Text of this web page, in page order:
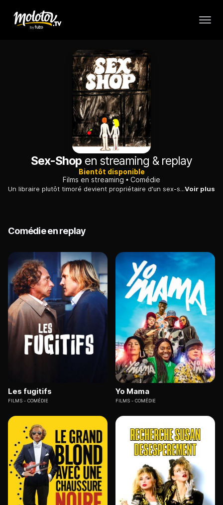
Sex-Shop en streaming & replay
Bientôt disponible
Films en streaming
Comédie
Un libraire plutôt timoré devient propriétaire d'un sex-shop et tente de partager ses découvertes avec son épouse : un changement de cap plutôt audacieux...Voir plus
Comédie en replay
Les fugitifs
FILMS COMÉDIE
Yo Mama
FILMS COMÉDIE